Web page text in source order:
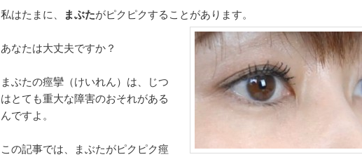
私はたまに、 まぶたがピクピクすることがあります。
あなたは大丈夫ですか？
まぶたの痙攣（けいれん）は、じつ
はとても重大な障害のおそれがある
んですよ。
この記事では、まぶたがピクピク痙